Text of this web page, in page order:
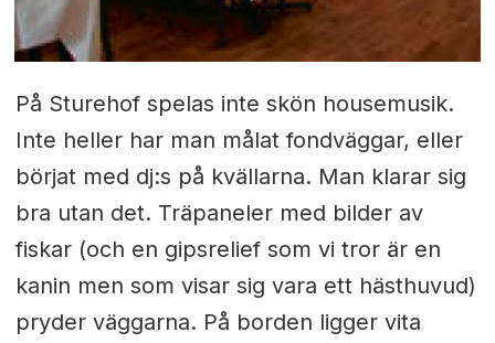
På Sturehof spelas inte skön housemusik.
Inte heller har man målat fondväggar, eller
börjat med dj:s på kvällarna. Man klarar sig
bra utan det. Träpaneler med bilder av
fiskar (och en gipsrelief som vi tror är en
kanin men som visar sig vara ett hästhuvud)
pryder väggarna. På borden ligger vita